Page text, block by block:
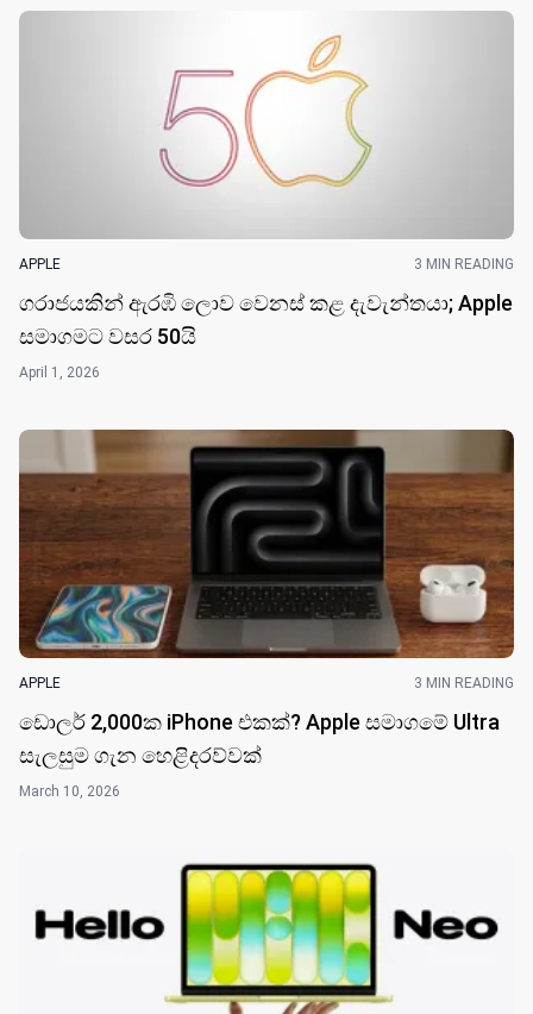
APPLE 3 MIN READING
ගරාජයකින් ඇරඹි ලොව වෙනස් කළ දැවැන්තයා; Apple
සමාගමට වසර 50​යි
April 1, 2026
APPLE 3 MIN READING
ඩොලර් 2,000ක iPhone එකක්? Apple සමාගමේ Ultra
සැලසුම ගැන හෙළිදරව්වක්
March 10, 2026